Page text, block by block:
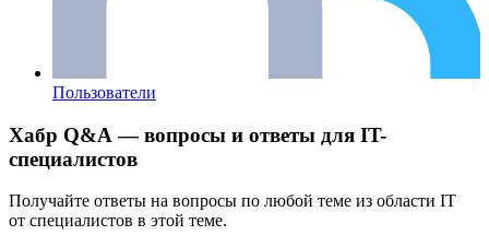
Пользователи
Хабр Q&A — вопросы и ответы для IT-
специалистов
Получайте ответы на вопросы по любой теме из области IT
от специалистов в этой теме.